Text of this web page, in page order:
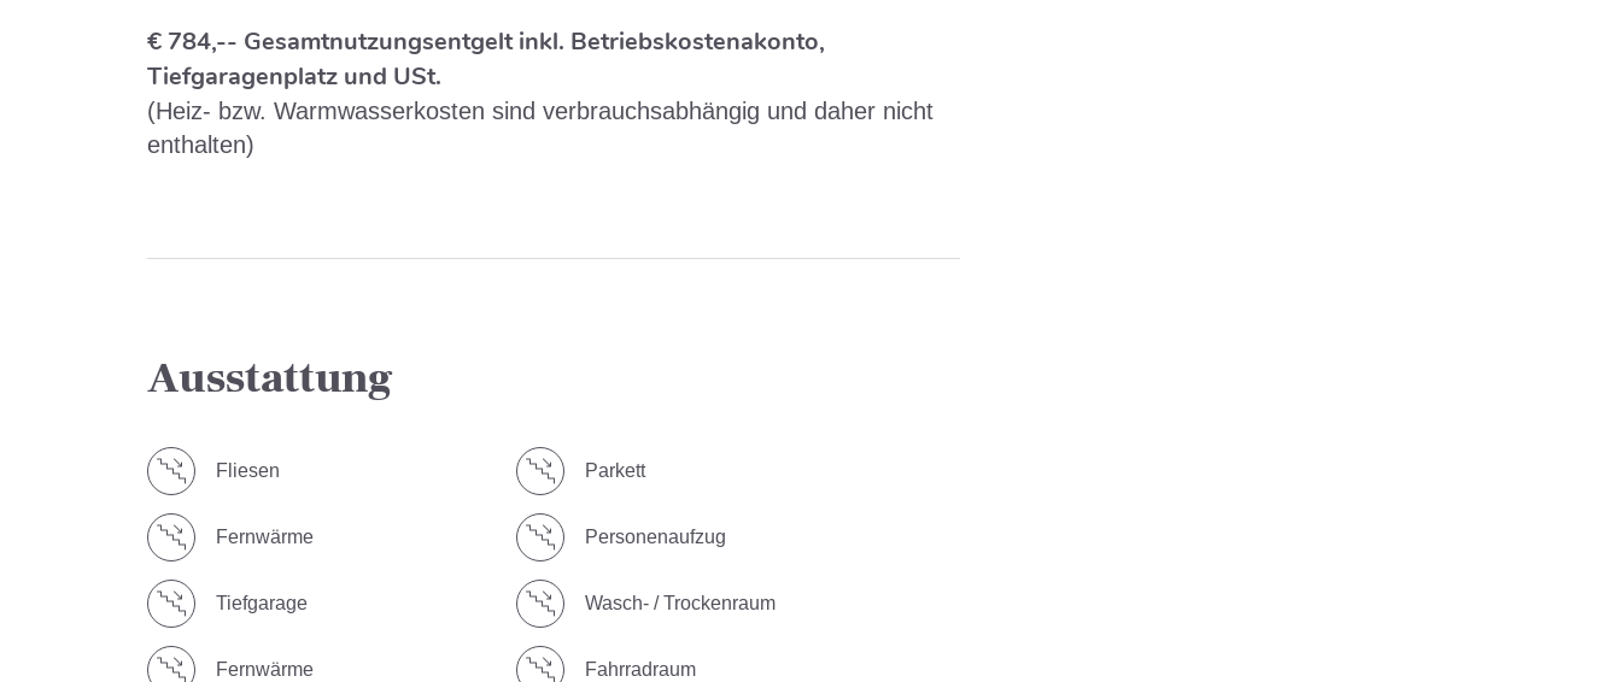
€ 784,-- Gesamtnutzungsentgelt inkl. Betriebskostenakonto,
Tiefgaragenplatz und USt.
(Heiz- bzw. Warmwasserkosten sind verbrauchsabhängig und daher nicht
enthalten)
Ausstattung
Fliesen Parkett
Fernwärme Personenaufzug
Tiefgarage Wasch- / Trockenraum
Fernwärme Fahrradraum